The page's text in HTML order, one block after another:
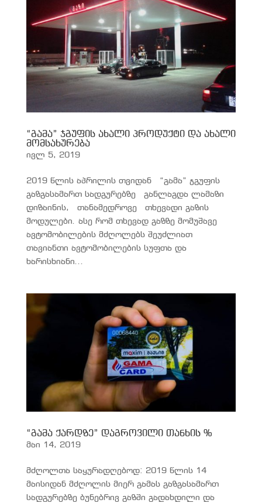
“გამა” ჯგუფის ახალი პროდუქტი და ახალი
მომსახურება
ივლ 5, 2019
2019 წლის აპრილის თვიდან “გამა” ჯგუფის
გაზგასამართ სადგურებზე განლაგდა ლამაზი
დიზაინის, თანამედროვე თხევადი გაზის
მოდულები. ასე რომ თხევად გაზზე მომუშავე
ავტომობილების მძღოლებს შეუძლიათ
თავიანთი ავტომობილების სუფთა და
ხარისხიანი...
“გამა ქარდზე” დაგროვილი თანხის %
მაი 14, 2019
მძღოლთა საყურადღებოდ: 2019 წლის 14
მაისიდან მძღოლის მიერ გამას გაზგასამართ
სადგურებზე ბუნებრივ გაზში გადახდილი და